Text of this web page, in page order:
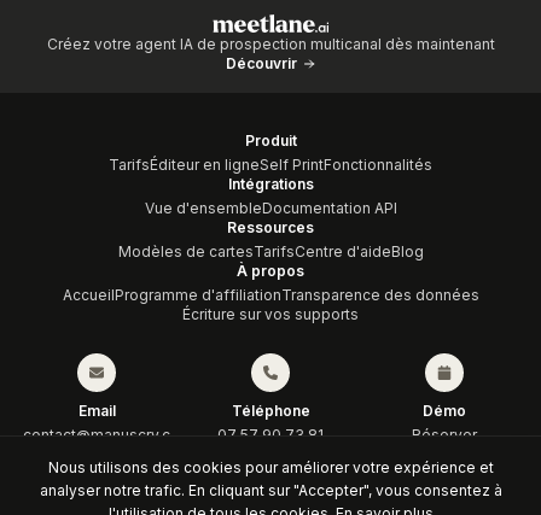
Créez votre agent IA de prospection multicanal dès maintenant
Découvrir
Produit
TarifsÉditeur en ligneSelf PrintFonctionnalités
Intégrations
Vue d'ensembleDocumentation API
Ressources
Modèles de cartesTarifsCentre d'aideBlog
À propos
AccueilProgramme d'affiliationTransparence des données
Écriture sur vos supports
Email
contact@manuscry.c
Téléphone
07 57 90 73 81
Démo
Réserver
© 2026 KRAFTECH Conditions générales
Politique de confidentialité
Nous utilisons des cookies pour améliorer votre expérience et
analyser notre trafic. En cliquant sur "Accepter", vous consentez à